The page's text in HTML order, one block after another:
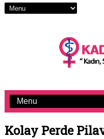
Kolay Perde